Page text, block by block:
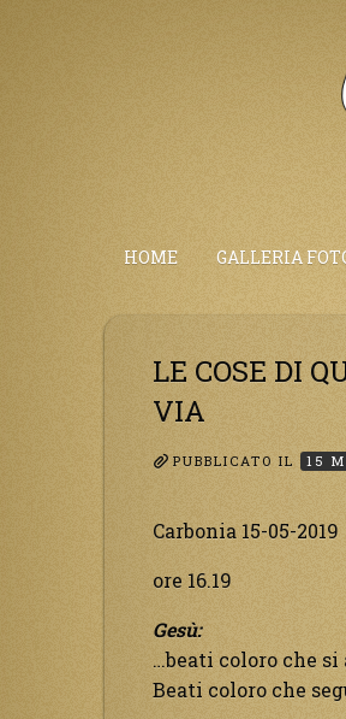
HOME GALLERIA
LE COSE DI
VIA
PUBBLICATO IL 15
Carbonia 15-05-2019
ore 16.19
Gesù:
…beati coloro che si
Beati coloro che